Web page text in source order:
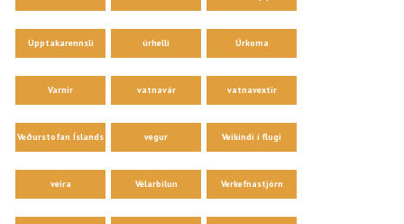
Upptakarennsli úrhelli Úrkoma
Varnir vatnavár vatnavextir
Veðurstofan Íslands vegur Veikindi í flugi
veira Vélarbilun Verkefnastjórn